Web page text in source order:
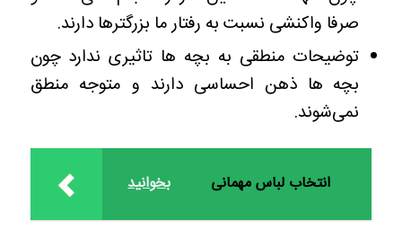
صرفا واکنشی نسبت به رفتار ما بزرگترها دارند.
توضیحات منطقی به بچه ها تاثیری ندارد چون
بچه ها ذهن احساسی دارند و متوجه منطق
نمی‌شوند.
بخوانید انتخاب لباس مهمانی